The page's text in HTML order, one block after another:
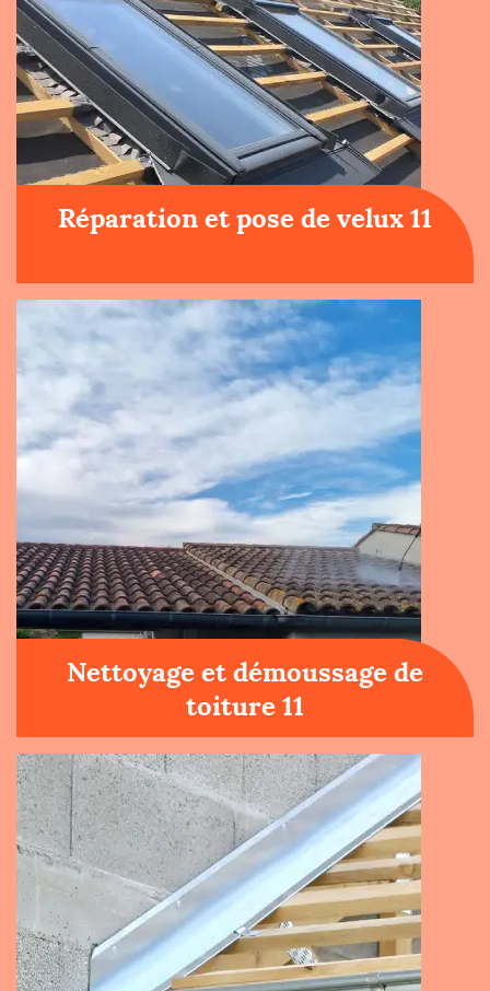
Réparation et pose de velux 11
Nettoyage et démoussage de
toiture 11